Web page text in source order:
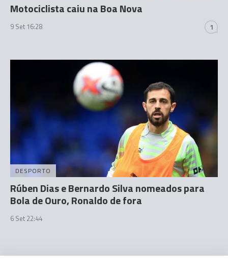
Motociclista caiu na Boa Nova
9 Set 16:28 1
DESPORTO
Rúben Dias e Bernardo Silva nomeados para
Bola de Ouro, Ronaldo de fora
6 Set 22:44